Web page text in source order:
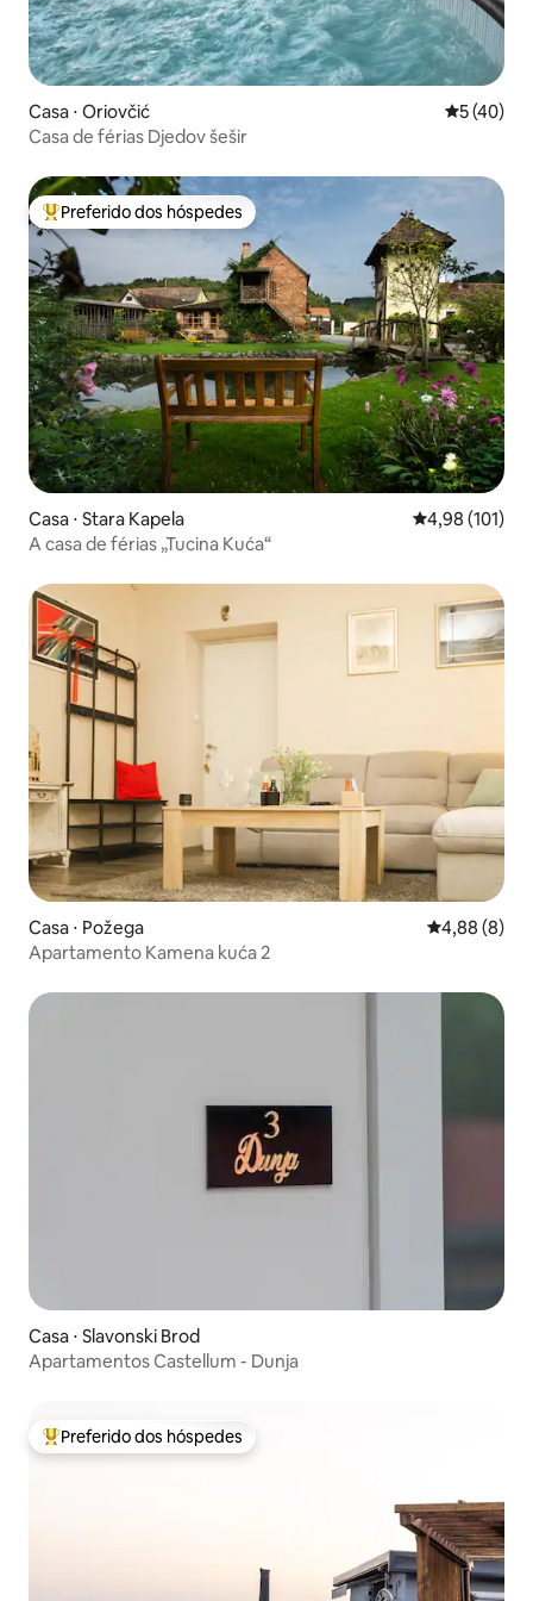
Casa ⋅ Oriovčić 5 de uma
5 (40)
Casa de férias Djedov šešir
Entre os melhores preferidos dos hóspedes
Preferido dos hóspedes
Casa ⋅ Stara Kapela 4,98 de uma
4,98 (101)
A casa de férias „Tucina Kuća“
Casa ⋅ Požega 4,88 de uma
4,88 (8)
Apartamento Kamena kuća 2
Casa ⋅ Slavonski Brod
Apartamentos Castellum - Dunja
Entre os melhores preferidos dos hóspedes
Preferido dos hóspedes